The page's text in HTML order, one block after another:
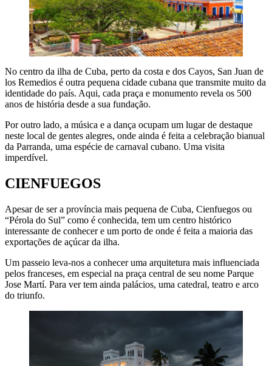
No centro da ilha de Cuba, perto da costa e dos Cayos, San Juan de
los Remedios é outra pequena cidade cubana que transmite muito da
identidade do país. Aqui, cada praça e monumento revela os 500
anos de história desde a sua fundação.
Por outro lado, a música e a dança ocupam um lugar de destaque
neste local de gentes alegres, onde ainda é feita a celebração bianual
da Parranda, uma espécie de carnaval cubano. Uma visita
imperdível.
CIENFUEGOS
Apesar de ser a província mais pequena de Cuba, Cienfuegos ou
“Pérola do Sul” como é conhecida, tem um centro histórico
interessante de conhecer e um porto de onde é feita a maioria das
exportações de açúcar da ilha.
Um passeio leva-nos a conhecer uma arquitetura mais influenciada
pelos franceses, em especial na praça central de seu nome Parque
Jose Martí. Para ver tem ainda palácios, uma catedral, teatro e arco
do triunfo.